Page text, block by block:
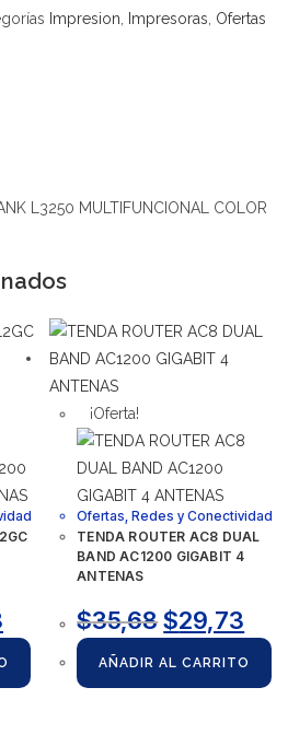
Impresion Impresoras Ofertas
L3250 MULTIFUNCIONAL COLOR
¡Oferta!
Ofertas,Redes y Conectividad
TENDA ROUTER AC8 DUAL
BAND AC1200 GIGABIT 4
ANTENAS
$35,68 $29,73
AÑADIR AL CARRITO